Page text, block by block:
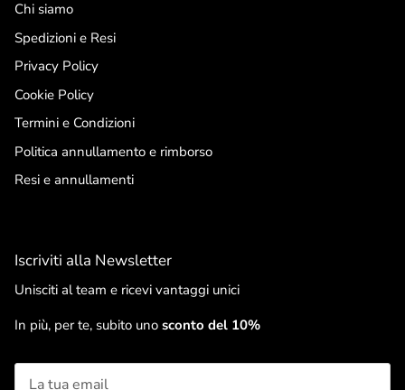
Chi siamo
Spedizioni e Resi
Privacy Policy
Cookie Policy
Termini e Condizioni
Politica annullamento e rimborso
Resi e annullamenti
Iscriviti alla Newsletter
Unisciti al team e ricevi vantaggi unici
In più, per te, subito uno sconto del 10%